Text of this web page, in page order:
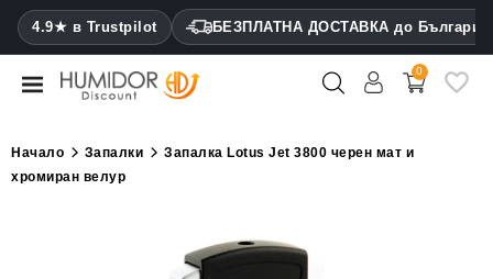
4.9★ в Trustpilot БЕЗПЛАТНА ДОСТАВКА до България
CATEGORY
Хумидори
0
Начало Запалки
Запалка Lotus Jet 3800 черен мат и
хромиран велур